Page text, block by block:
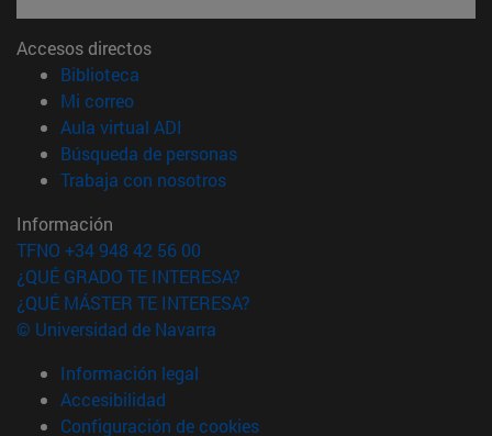
Accesos directos
Biblioteca
Mi correo(abre en nueva ventana)
Aula virtual ADI
Búsqueda de personas(abre en nueva ventana)
Trabaja con nosotros(abre en nueva ventana)
Información
TFNO +34 948 42 56 00
¿QUÉ GRADO TE INTERESA?
¿QUÉ MÁSTER TE INTERESA?
© Universidad de Navarra
Información legal
Accesibilidad
Configuración de cookies